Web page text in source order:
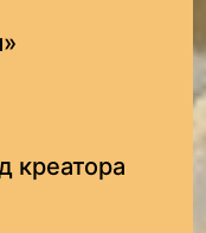
креатора